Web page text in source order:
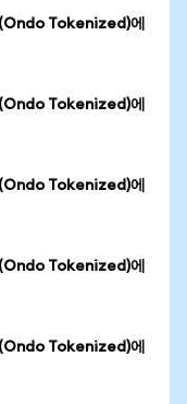
Tokenized)에
Tokenized)에
Tokenized)에
Tokenized)에
Tokenized)에